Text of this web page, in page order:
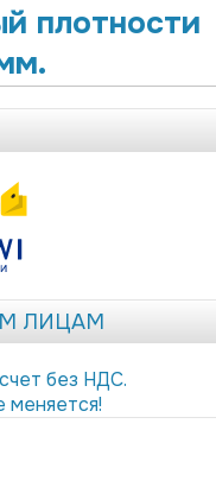
плотности
ЛИЦАМ
без НДС.
меняется!